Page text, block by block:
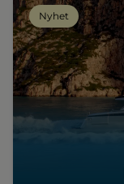
Nyhet